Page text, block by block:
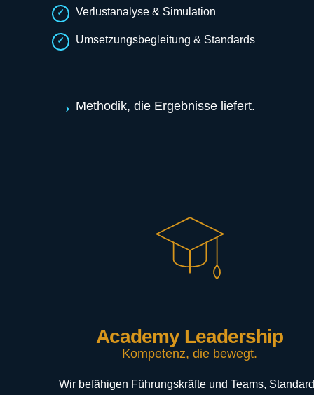
Verlustanalyse & Simulation
Umsetzungsbegleitung & Standards
Methodik, die Ergebnisse liefert.
Academy Leadership
Kompetenz, die bewegt.
Wir befähigen Führungskräfte und Teams,